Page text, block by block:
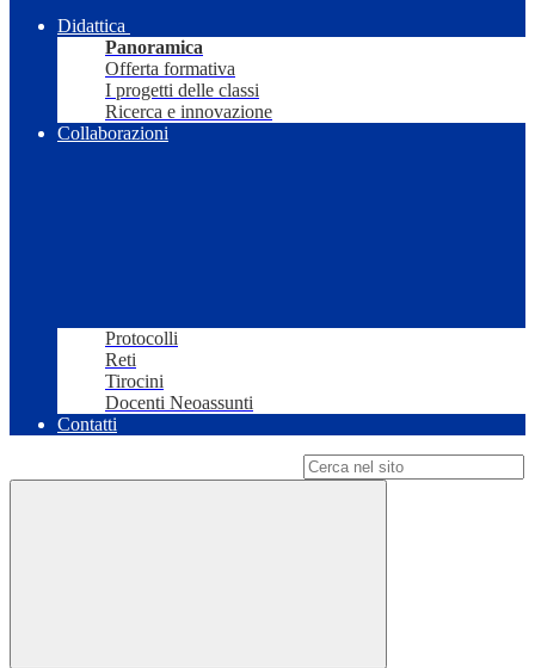
Didattica
Panoramica
Offerta formativa
I progetti delle classi
Ricerca e innovazione
Collaborazioni
Protocolli
Reti
Tirocini
Docenti Neoassunti
Contatti